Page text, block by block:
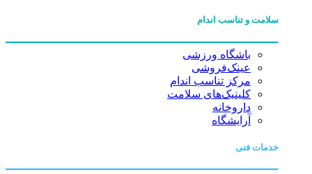
سلامت و تناسب اندام
باشگاه ورزشی
عینک‌فروشی
مرکز تناسب اندام
کلینیک‌های سلامت
داروخانه
آرایشگاه
خدمات فنی